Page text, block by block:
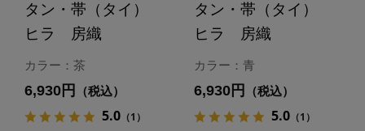
タン・帯（タイ）
ヒラ 房織
カラー：茶
6,930円 （税込）
5.0（1）
タン・帯（タイ）
ヒラ 房織
カラー：青
6,930円 （税込）
5.0（1）